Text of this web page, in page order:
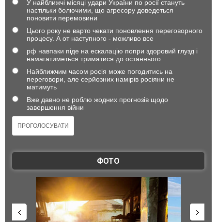
У найближчі місяці удари України по росії стануть
настільки болючими, що агресору доведеться
поновити перемовини
Цього року не варто чекати поновлення переговорного
процесу. А от наступного - можливо все
рф навпаки піде на ескалацію попри здоровий глузд і
намагатиметься триматися до останнього
Найближчим часом росія може погодитись на
переговори, але серйозних намірів росіяни не
матимуть
Вже давно не роблю жодних прогнозів щодо
завершення війни
ФОТО